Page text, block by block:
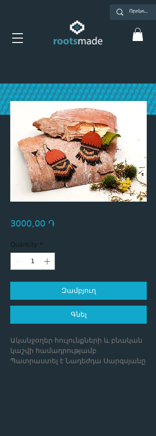
3000,00 ֏Price
Quantity *
Զամբյուղ
Գնել
Ականջօղեր հուլունքների և բնական
կաշվի համադրությամբ
Պատրաստել է Նադեժդա Սարգսյանը